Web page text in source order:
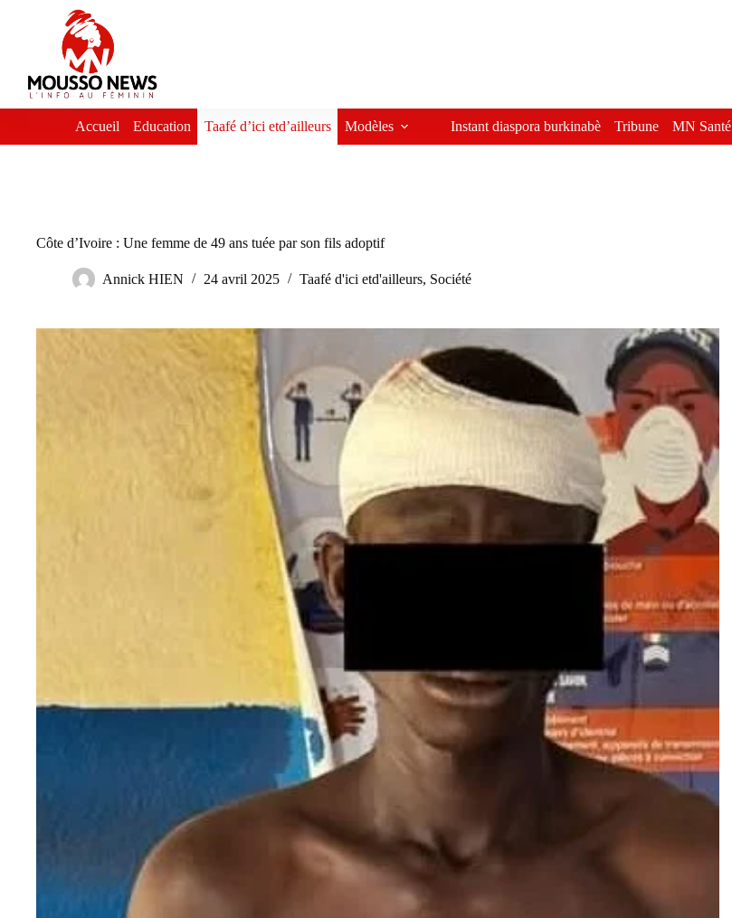
Accueil Education Taafé d’ici etd’ailleurs Modèles Instant diaspora burkinabè Tribune MN Santé
Côte d’Ivoire : Une femme de 49 ans tuée par son fils adoptif
Annick HIEN 24 avril 2025 Taafé d'ici etd'ailleurs, Société